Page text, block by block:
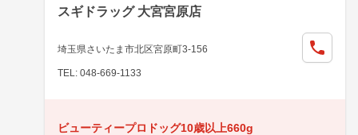
スギドラッグ 大宮宮原店
埼玉県さいたま市北区宮原町3-156
TEL: 048-669-1133
ビューティープロドッグ10歳以上660g